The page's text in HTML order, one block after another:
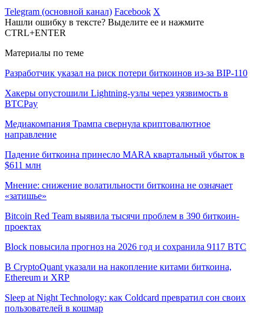
Telegram (основной канал) Facebook X
Нашли ошибку в тексте? Выделите ее и нажмите
CTRL+ENTER
Материалы по теме
Разработчик указал на риск потери биткоинов из-за BIP-110
Хакеры опустошили Lightning-узлы через уязвимость в
BTCPay
Медиакомпания Трампа свернула криптовалютное
направление
Падение биткоина принесло MARA квартальный убыток в
$611 млн
Мнение: снижение волатильности биткоина не означает
«затишье»
Bitcoin Red Team выявила тысячи проблем в 390 биткоин-
проектах
Block повысила прогноз на 2026 год и сохранила 9117 BTC
В CryptoQuant указали на накопление китами биткоина,
Ethereum и XRP
Sleep at Night Technology: как Coldcard превратил сон своих
пользователей в кошмар